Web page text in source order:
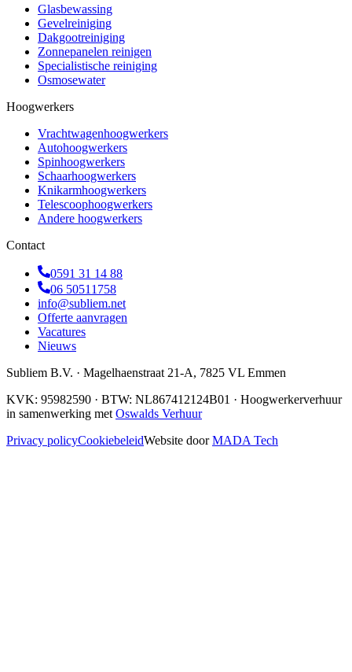
Glasbewassing
Gevelreiniging
Dakgootreiniging
Zonnepanelen reinigen
Specialistische reiniging
Osmosewater
Hoogwerkers
Vrachtwagenhoogwerkers
Autohoogwerkers
Spinhoogwerkers
Schaarhoogwerkers
Knikarmhoogwerkers
Telescoophoogwerkers
Andere hoogwerkers
Contact
0591 31 14 88
06 50511758
info@subliem.net
Offerte aanvragen
Vacatures
Nieuws
Subliem B.V. · Magelhaenstraat 21-A, 7825 VL Emmen
KVK: 95982590 · BTW: NL867412124B01 · Hoogwerkerverhuur
in samenwerking met Oswalds Verhuur
Privacy policyCookiebeleidWebsite door MADA Tech